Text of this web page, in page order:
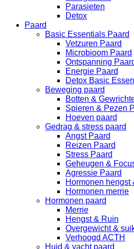
Parasieten
Detox
Paard
Basic Essentials Paard
Vetzuren Paard
Microbioom Paard
Ontspanning
Energie Paard
Detox Basic
Beweging paard
Botten &
Spieren & Pezen
Hoeven paard
Gedrag & stress paard
Angst Paard
Reizen Paard
Stress Paard
Geheugen &
Agressie Paard
Hormonen hengst
Hormonen merrie
Hormonen paard
Merrie
Hengst & Ruin
Overgewicht &
Verhoogd ACTH
Huid & vacht paard